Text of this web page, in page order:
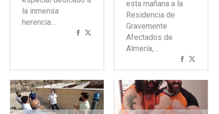
la inmensa
herencia…
Compartir
esta mañana a la
Residencia de
Gravemente
Afectados de
Almería,…
Compartir
concon